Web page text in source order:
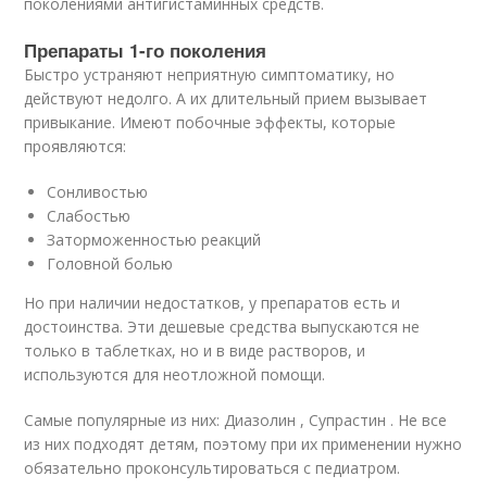
Препараты 1-го поколения
Быстро устраняют неприятную симптоматику, но
действуют недолго. А их длительный прием вызывает
привыкание. Имеют побочные эффекты, которые
проявляются:
Сонливостью
Слабостью
Заторможенностью реакций
Головной болью
Но при наличии недостатков, у препаратов есть и
достоинства. Эти дешевые средства выпускаются не
только в таблетках, но и в виде растворов, и
используются для неотложной помощи.
Самые популярные из них: Диазолин , Супрастин . Не все
из них подходят детям, поэтому при их применении нужно
обязательно проконсультироваться с педиатром.